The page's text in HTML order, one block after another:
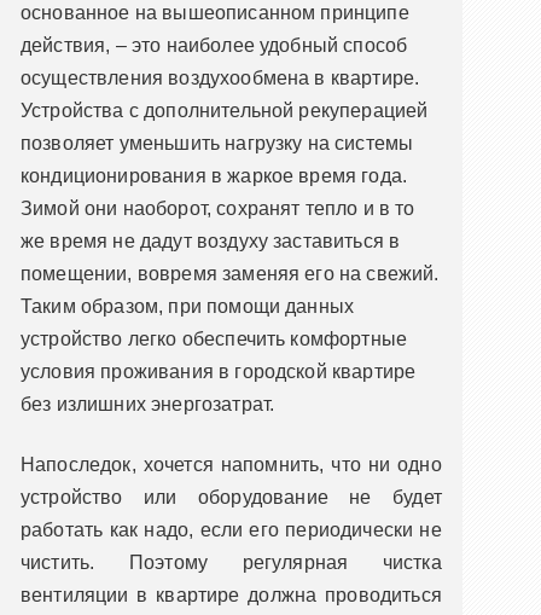
основанное на вышеописанном принципе
действия, – это наиболее удобный способ
осуществления воздухообмена в квартире.
Устройства с дополнительной рекуперацией
позволяет уменьшить нагрузку на системы
кондиционирования в жаркое время года.
Зимой они наоборот, сохранят тепло и в то
же время не дадут воздуху заставиться в
помещении, вовремя заменяя его на свежий.
Таким образом, при помощи данных
устройство легко обеспечить комфортные
условия проживания в городской квартире
без излишних энергозатрат.
Напоследок, хочется напомнить, что ни одно
устройство или оборудование не будет
работать как надо, если его периодически не
чистить. Поэтому регулярная чистка
вентиляции в квартире должна проводиться